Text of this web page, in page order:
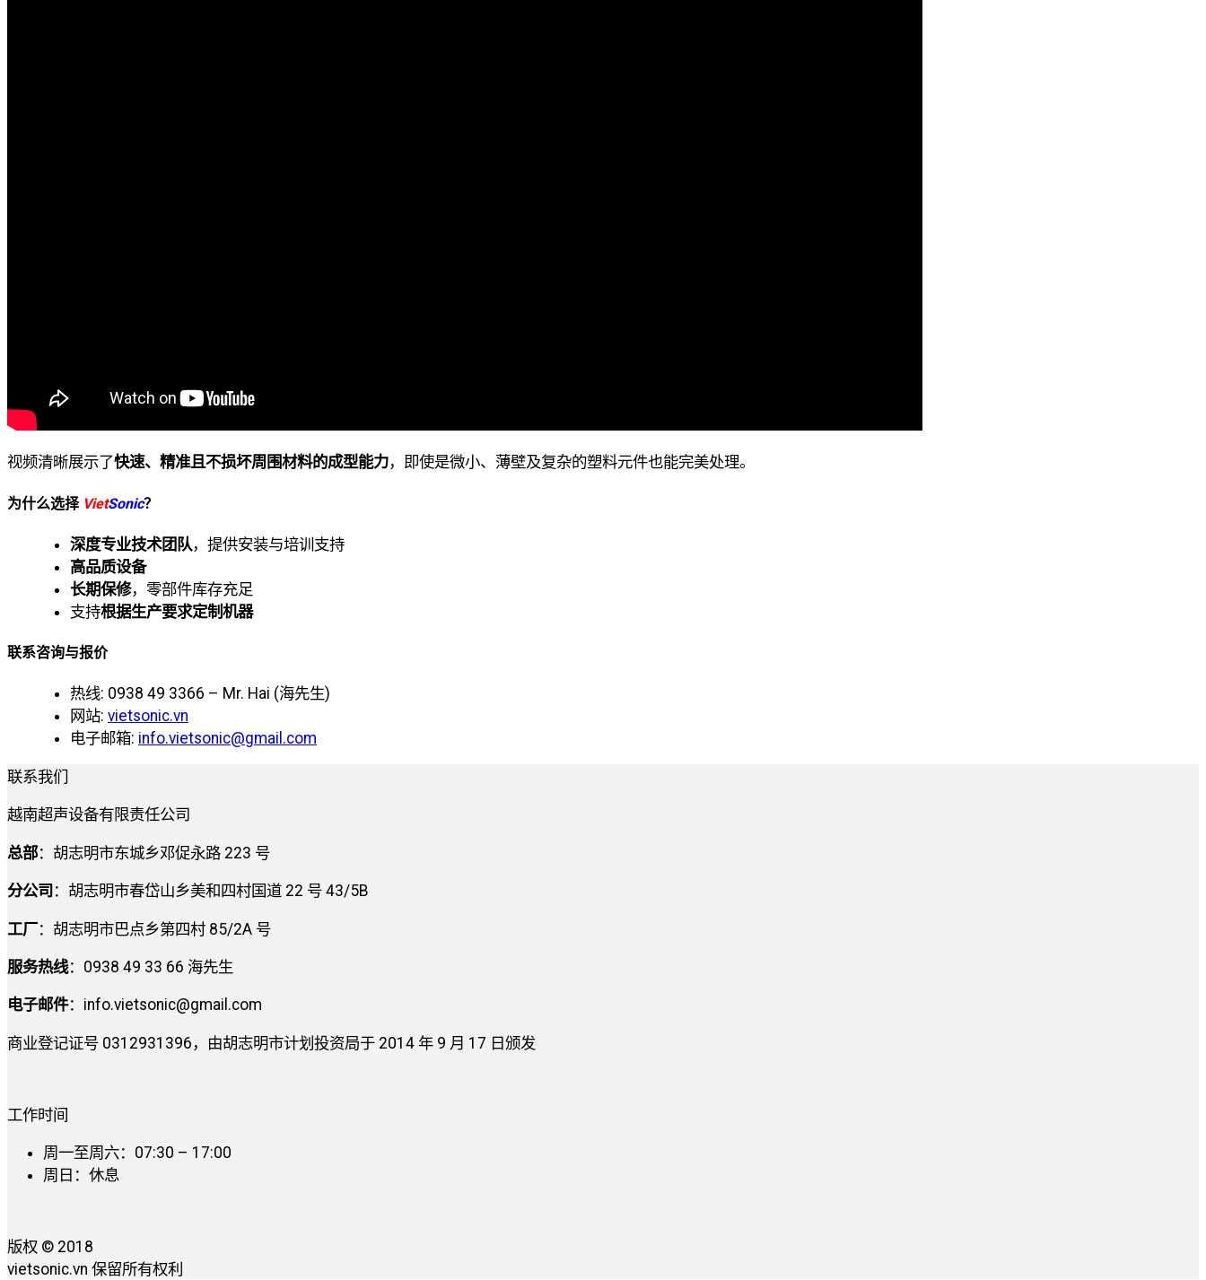
视频清晰展示了快速、精准且不损坏周围材料的成型能力，即使是微小、薄壁及复杂的塑料元件也能完美处理。
为什么选择 VietSonic？
深度专业技术团队，提供安装与培训支持
高品质设备
长期保修，零部件库存充足
支持根据生产要求定制机器
联系咨询与报价
热线: 0938 49 3366 – Mr. Hai (海先生)
网站: vietsonic.vn
电子邮箱: info.vietsonic@gmail.com
联系我们
越南超声设备有限责任公司
总部：胡志明市东城乡邓促永路 223 号
分公司 ：胡志明市春岱山乡美和四村国道 22 号 43/5B
工厂：胡志明市巴点乡第四村 85/2A 号
服务热线：0938 49 33 66 海先生
电子邮件： info.vietsonic@gmail.com
商业登记证号 0312931396，由胡志明市计划投资局于 2014 年 9 月 17 日颁发
工作时间
周一至周六：07:30 – 17:00
周日：休息
版权 © 2018
vietsonic.vn 保留所有权利